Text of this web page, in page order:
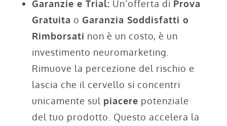
Garanzie e Trial: Un’offerta di Prova
Gratuita o Garanzia Soddisfatti o
Rimborsati non è un costo, è un
investimento neuromarketing.
Rimuove la percezione del rischio e
lascia che il cervello si concentri
unicamente sul piacere potenziale
del tuo prodotto. Questo accelera la